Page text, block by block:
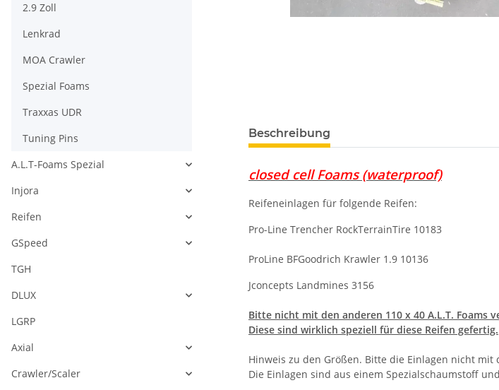
Beschreibung
closed cell Foams (waterproof)
Reifeneinlagen für folgende Reifen:
Pro-Line Trencher RockTerrainTire 10183
ProLine BFGoodrich Krawler 1.9 10136
Jconcepts Landmines 3156
Bitte nicht mit den anderen 110 x 40 A.L.T. Foams
Diese sind wirklich speziell für diese Reifen gefertig.
Hinweis zu den Größen. Bitte die Einlagen nicht mit
Die Einlagen sind aus einem Spezialschaumstoff
2.9 Zoll
Lenkrad
MOA Crawler
Spezial Foams
Traxxas UDR
Tuning Pins
A.L.T-Foams Spezial
Injora
Reifen
GSpeed
TGH
DLUX
LGRP
Axial
Crawler/Scaler